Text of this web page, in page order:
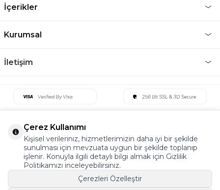
İçerikler
Kurumsal
İletişim
Çerez Kullanımı
Kişisel verileriniz, hizmetlerimizin daha iyi bir şekilde
sunulması için mevzuata uygun bir şekilde toplanıp
işlenir. Konuyla ilgili detaylı bilgi almak için Gizlilik
Politikamızı inceleyebilirsiniz.
Çerezleri Özelleştir